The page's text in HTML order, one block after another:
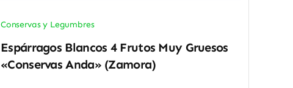
Conservas y Legumbres
Espárragos Blancos 4 Frutos Muy Gruesos
«Conservas Anda» (Zamora)